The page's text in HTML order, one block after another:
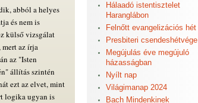
abból a helyes
és nem is
külső vizsgálat
az írja
az "Isten
állítás szintén
ezt az elvet, mint
logika ugyan is
Hálaadó istentisztelet
Haranglábon
Felnőtt evangelizációs hét
Presbiteri csendeshétvége
Megújulás éve megújuló
házasságban
Nyílt nap
Világimanap 2024
Bach Mindenkinek